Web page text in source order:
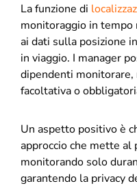
La funzione di
monitoraggio in tempo
ai dati sulla posizione
in viaggio. I manager
dipendenti monitorare,
facoltativa o
Un aspetto positivo è
approccio che mette al
monitorando solo
garantendo la privacy